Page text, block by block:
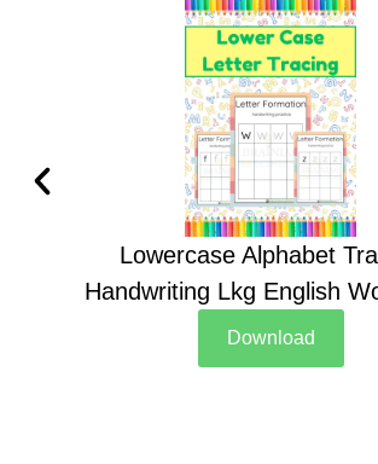
Lowercase Alphabet
Handwriting Lkg English
Download